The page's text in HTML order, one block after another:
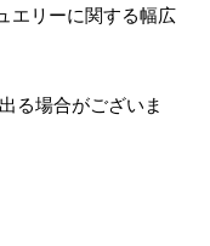
エリーに関する幅広
る場合がございま